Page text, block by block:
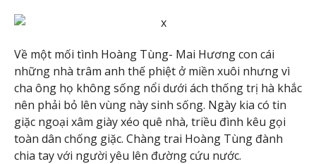
Về một mối tình Hoàng Tùng- Mai Hương con cái
những nhà trâm anh thế phiệt ở miền xuôi nhưng vì
cha ông họ không sống nổi dưới ách thống trị hà khắc
nên phải bỏ lên vùng này sinh sống. Ngày kia có tin
giặc ngoại xâm giày xéo quê nhà, triều đình kêu gọi
toàn dân chống giặc. Chàng trai Hoàng Tùng đành
chia tay với người yêu lên đường cứu nước.